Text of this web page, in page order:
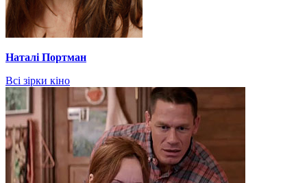
Наталі Портман
Всі зірки кіно